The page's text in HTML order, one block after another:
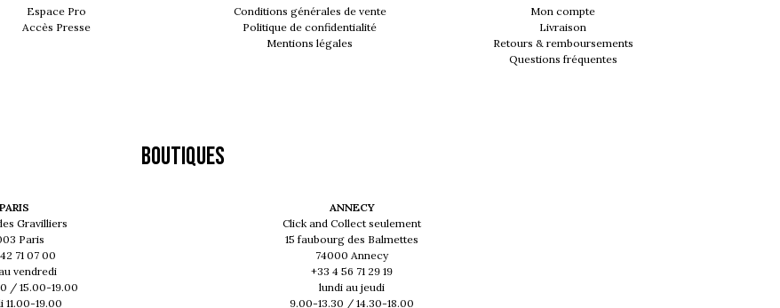
Espace Pro
Accès Presse
Conditions générales de vente
Politique de confidentialité
Mentions légales
Mon compte
Livraison
Retours & remboursements
Questions fréquentes
Boutiques
PARIS
Gravilliers
Paris
71 07 00
vendredi
/ 15.00-19.00
11.00-19.00
ANNECY
Click and Collect seulement
15 faubourg des Balmettes
74000 Annecy
+33 4 56 71 29 19
lundi au jeudi
9.00-13.30 / 14.30-18.00